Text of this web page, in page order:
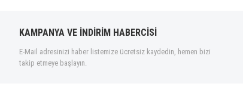
KAMPANYA VE İNDİRİM HABERCİSİ
E-Mail adresinizi haber listemize ücretsiz kaydedin, hemen bizi
takip etmeye başlayın.